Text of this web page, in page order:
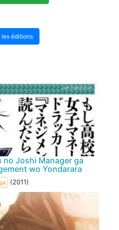
les éditions
no Joshi Manager ga
wo Yondarara
(2011)